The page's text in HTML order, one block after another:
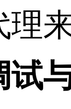
理
试